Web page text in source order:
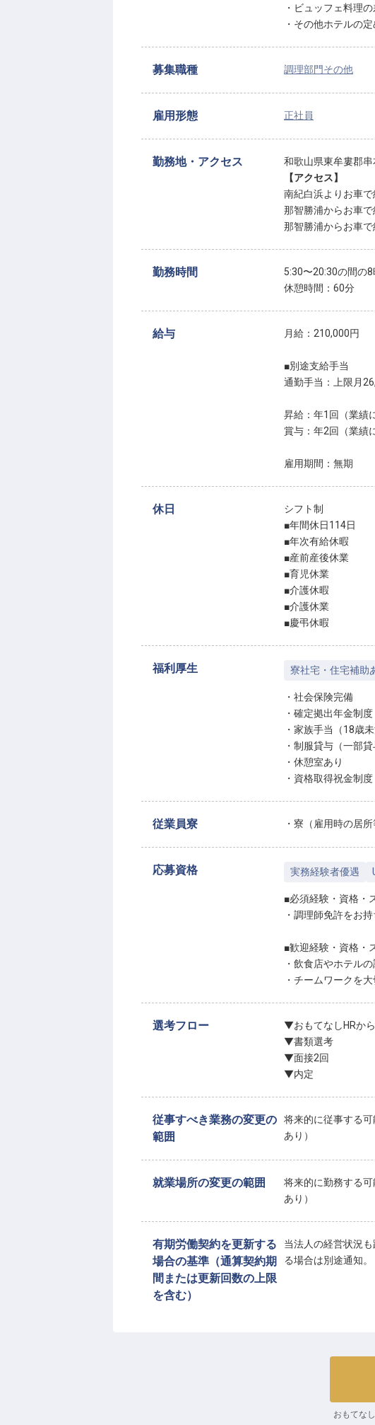
・ビュッフェ料理
・その他ホテルの
募集職種 調理部門その他
雇用形態 正社員
勤務地・アクセス
和歌山県東牟婁郡
【アクセス】
南紀白浜よりお車
那智勝浦からお車
那智勝浦からお車
勤務時間
5:30〜20:30の間の
休憩時間：60分
給与 月給：210,000円
■別途支給手当
通勤手当：上限月
昇給：年1回（業績
賞与：年2回（業績
雇用期間：無期
休日
シフト制
■年間休日114日
■年次有給休暇
■産前産後休業
■育児休業
■介護休暇
■介護休業
■慶弔休暇
福利厚生 寮社宅・住宅補助
・社会保険完備
・確定拠出年金制度
・家族手当（18歳
・制服貸与（一部貸
・休憩室あり
・資格取得祝金制度
従業員寮 ・寮（雇用時の居
応募資格 実務経験者優遇
■必須経験・資格・
・調理師免許をお
■歓迎経験・資格・
・飲食店やホテル
・チームワークを
選考フロー
▼おもてなしHRか
▼書類選考
▼面接2回
▼内定
従事すべき業務の変更の
範囲
将来的に従事する
あり）
就業場所の変更の範囲
将来的に勤務する
あり）
有期労働契約を更新する
場合の基準（通算契約期
間または更新回数の上限
を含む）
当法人の経営状況
る場合は別途通知。
おもてな